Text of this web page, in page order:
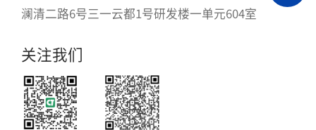
澜清二路6号三一云都1号研发楼一单元604室
关注我们